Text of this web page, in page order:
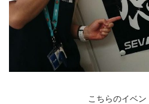
こちらのイベン